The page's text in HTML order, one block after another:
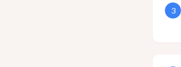
3